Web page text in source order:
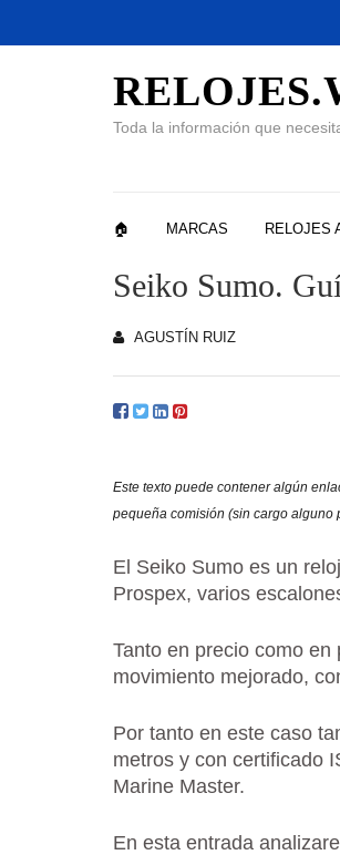
Toda la información que
🏠 MARCAS RELOJES
Seiko Sumo.
AGUSTÍN RUIZ
Este texto puede contener algún
pequeña comisión (sin cargo alguno
El Seiko Sumo es un
Prospex, varios
Tanto en precio como en
movimiento mejorado,
Por tanto en este caso
metros y con certificado
Marine Master.
En esta entrada